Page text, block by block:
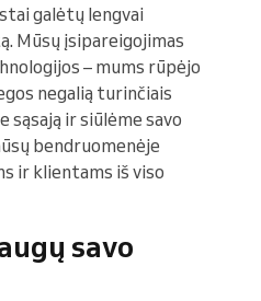
galėtų lengvai
Mūsų įsipareigojimas
– mums rūpėjo
negalią turinčiais
ir siūlėme savo
bendruomenėje
ir klientams iš viso
savo